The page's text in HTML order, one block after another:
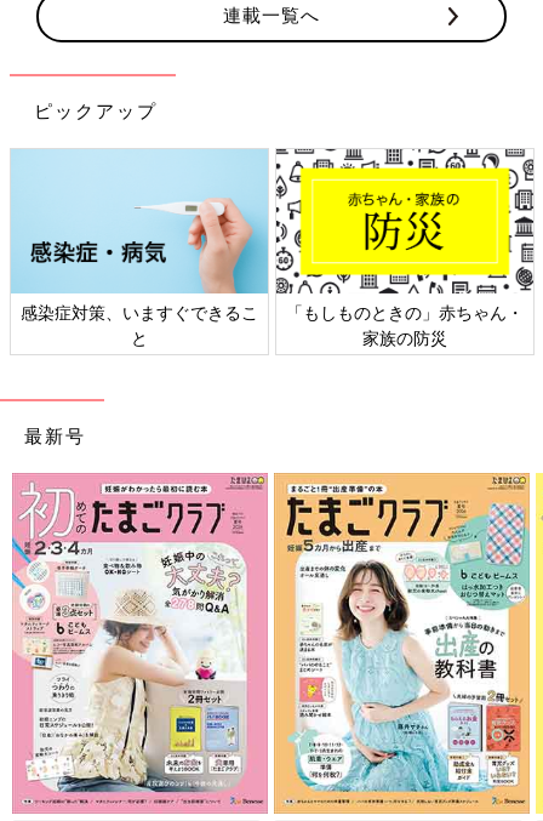
連載一覧へ
ピックアップ
ん・
日本外来小児科学会リーフレッ
六星占術 細木かおりさん
相談
最新号